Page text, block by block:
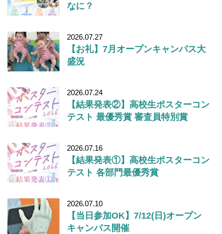
なに？
2026.07.27
【お礼】7月オープンキャンパス大
盛況
2026.07.24
【結果発表②】高校生ポスターコン
テスト 最優秀賞 審査員特別賞
2026.07.16
【結果発表①】高校生ポスターコン
テスト 各部門最優秀賞
2026.07.10
【当日参加OK】7/12(日)オープン
キャンパス開催